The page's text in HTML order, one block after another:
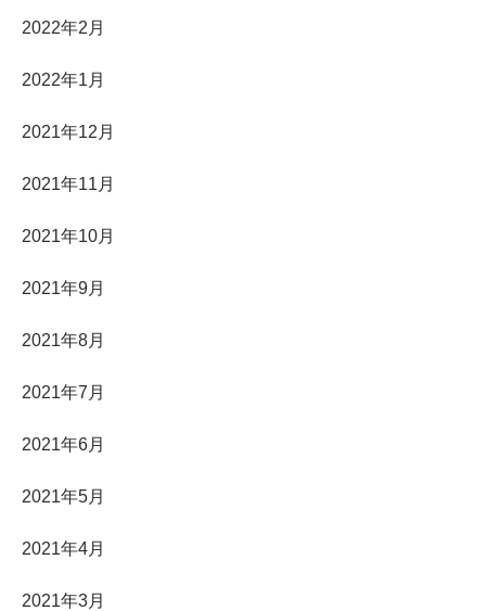
2022年2月
2022年1月
2021年12月
2021年11月
2021年10月
2021年9月
2021年8月
2021年7月
2021年6月
2021年5月
2021年4月
2021年3月